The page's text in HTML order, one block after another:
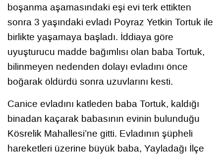
boşanma aşamasındaki eşi evi terk ettikten
sonra 3 yaşındaki evladı Poyraz Yetkin Tortuk ile
birlikte yaşamaya başladı. İddiaya göre
uyuşturucu madde bağımlısı olan baba Tortuk,
bilinmeyen nedenden dolayı evladını önce
boğarak öldürdü sonra uzuvlarını kesti.
Canice evladını katleden baba Tortuk, kaldığı
binadan kaçarak babasının evinin bulunduğu
Kösrelik Mahallesi’ne gitti. Evladının şüpheli
hareketleri üzerine büyük baba, Yayladağı İlçe